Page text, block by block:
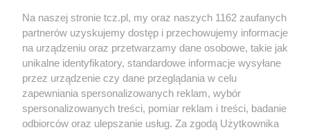
O FIRMIE POLITYKA PRYWATNOŚCI HOSTING
REKLAMA WSPÓŁPRACA RSS FACEBOOK KONTAKT
Na naszej stronie tcz.pl, my oraz naszych 1162 zaufanych
partnerów uzyskujemy dostęp i przechowujemy informacje
na urządzeniu oraz przetwarzamy dane osobowe, takie jak
unikalne identyfikatory, standardowe informacje wysyłane
przez urządzenie czy dane przeglądania w celu
zapewniania spersonalizowanych reklam, wybór
spersonalizowanych treści, pomiar reklam i treści, badanie
odbiorców oraz ulepszanie usług. Za zgodą Użytkownika